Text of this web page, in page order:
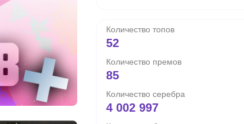
Количество топов
52
Количество премов
85
Количество серебра
4 002 997